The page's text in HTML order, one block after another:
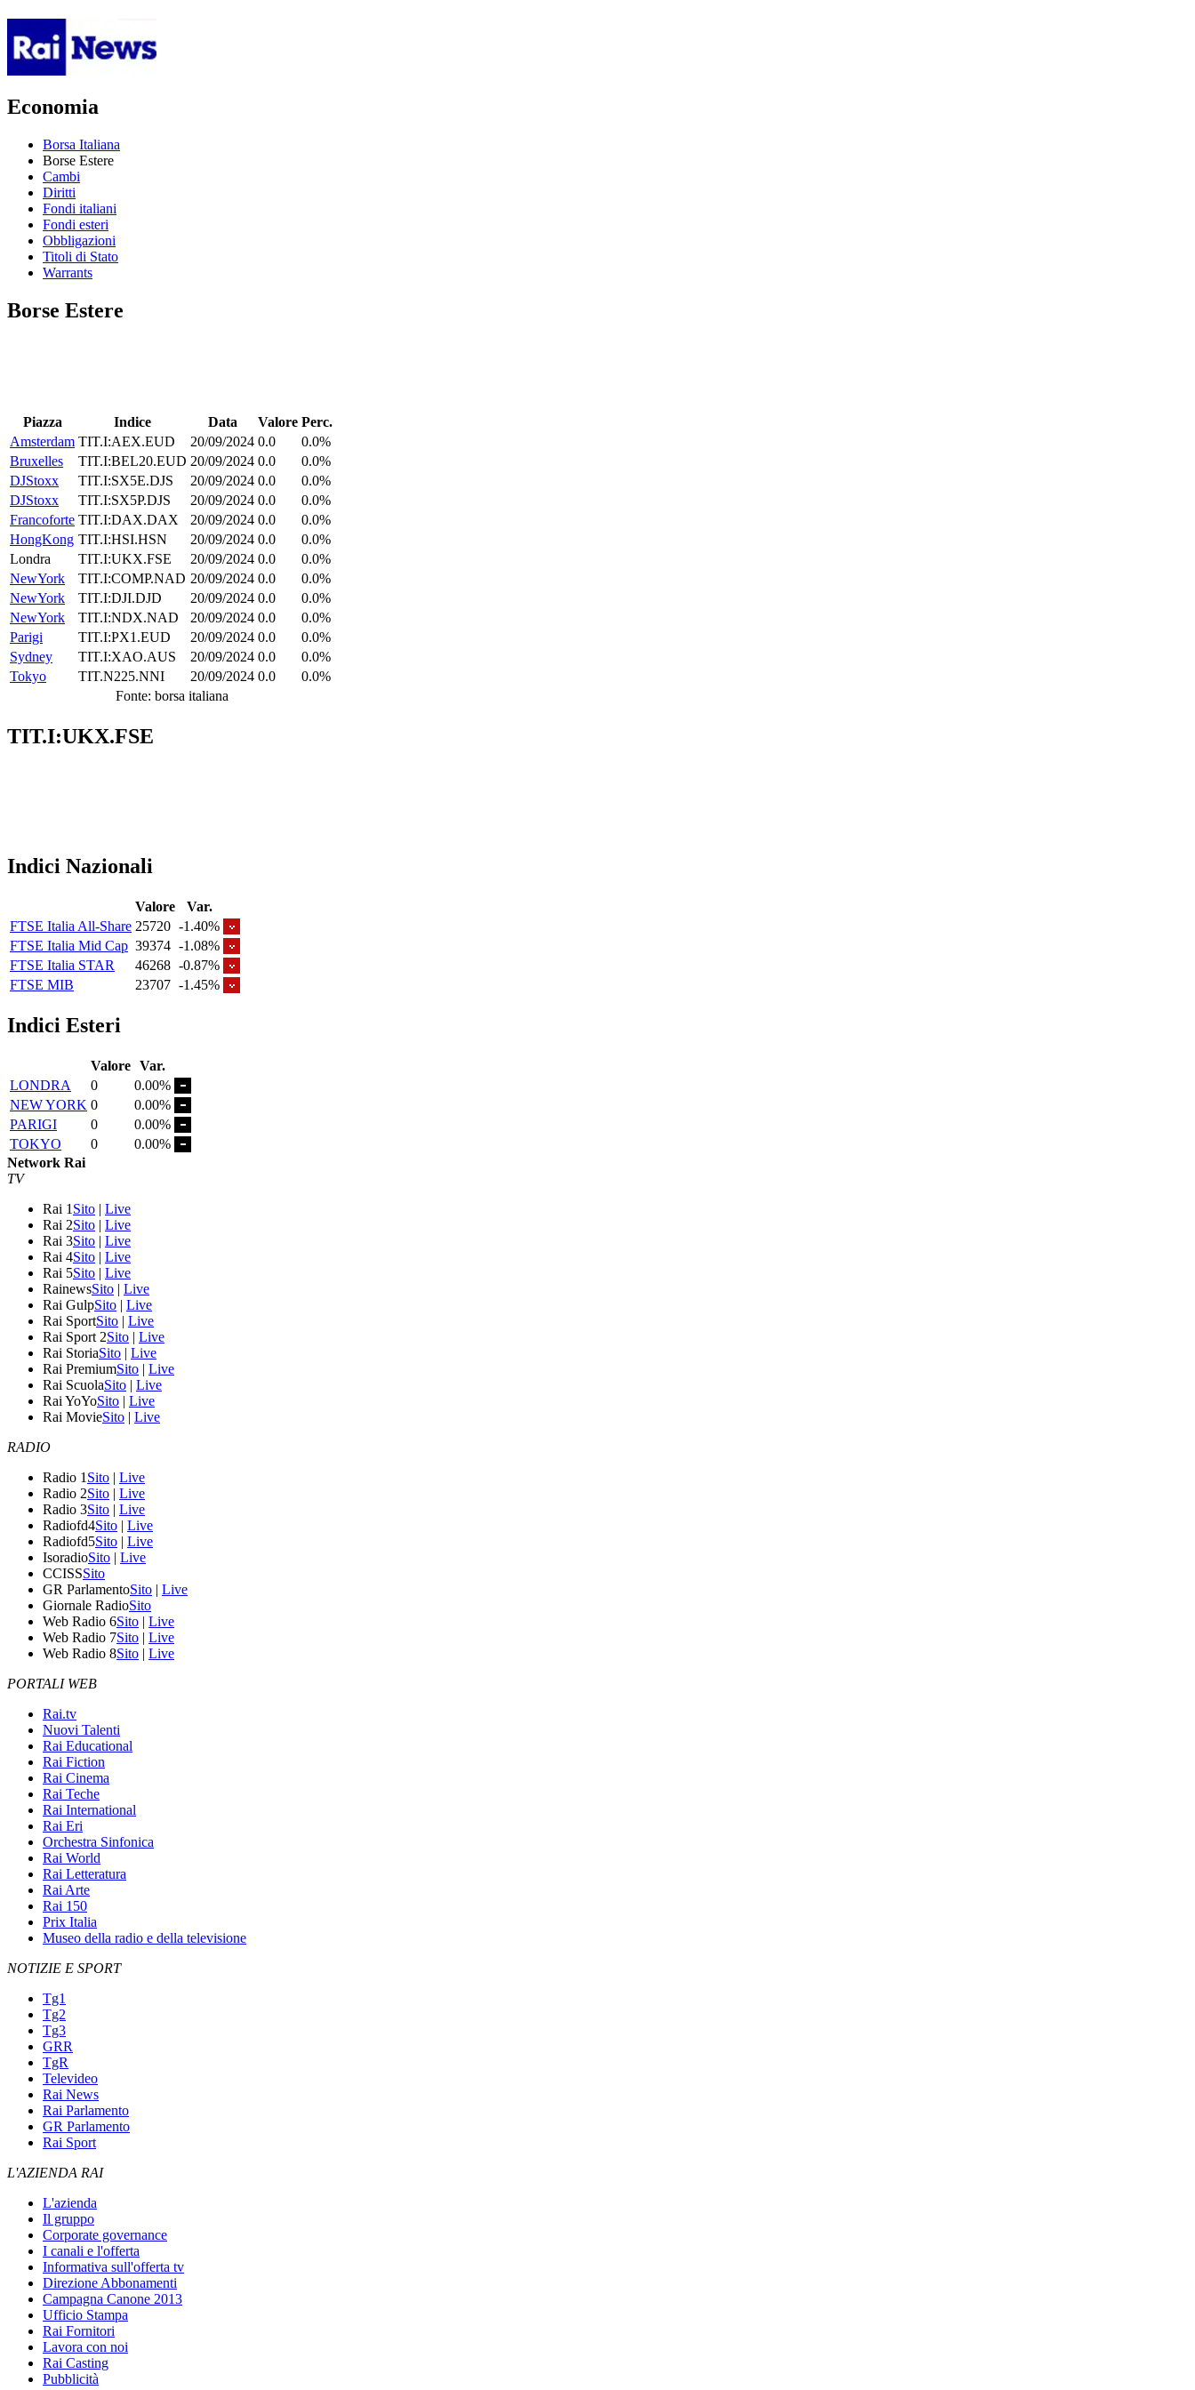
Economia
Borsa Italiana
Borse Estere
Cambi
Diritti
Fondi italiani
Fondi esteri
Obbligazioni
Titoli di Stato
Warrants
Borse Estere
Piazza Indice Data Valore Perc.
Amsterdam TIT.I:AEX.EUD 20/09/2024 0.0
0.0%
Bruxelles
TIT.I:BEL20.EUD 20/09/2024 0.0
0.0%
DJStoxx
TIT.I:SX5E.DJS 20/09/2024 0.0
0.0%
DJStoxx
TIT.I:SX5P.DJS 20/09/2024 0.0
0.0%
Francoforte TIT.I:DAX.DAX 20/09/2024 0.0
0.0%
HongKong TIT.I:HSI.HSN 20/09/2024 0.0
0.0%
Londra
TIT.I:UKX.FSE 20/09/2024 0.0
0.0%
NewYork
TIT.I:COMP.NAD 20/09/2024 0.0
0.0%
NewYork
TIT.I:DJI.DJD 20/09/2024 0.0
0.0%
NewYork
TIT.I:NDX.NAD 20/09/2024 0.0
0.0%
Parigi
TIT.I:PX1.EUD 20/09/2024 0.0
0.0%
Sydney
TIT.I:XAO.AUS 20/09/2024 0.0
0.0%
Tokyo
TIT.N225.NNI 20/09/2024 0.0
0.0%
Fonte: borsa italiana
TIT.I:UKX.FSE
Indici Nazionali
Valore
Var.
FTSE Italia All-Share 25720 -1.40%
FTSE Italia Mid Cap 39374 -1.08%
FTSE Italia STAR
46268 -0.87%
FTSE MIB
23707 -1.45%
Indici Esteri
Valore Var.
LONDRA
0
0.00%
NEW YORK 0
0.00%
PARIGI
0
0.00%
TOKYO
0
0.00%
Network Rai
TV
Rai 1 Sito | Live
Rai 2Sito | Live
Rai 3Sito | Live
Rai 4Sito | Live
Rai 5Sito | Live
RainewsSito | Live
Rai GulpSito | Live
Rai SportSito | Live
Rai Sport 2Sito | Live
Rai StoriaSito | Live
Rai PremiumSito | Live
Rai ScuolaSito | Live
Rai YoYoSito | Live
Rai MovieSito | Live
RADIO
Radio 1 Sito | Live
Radio 2Sito | Live
Radio 3Sito | Live
Radiofd4Sito | Live
Radiofd5Sito | Live
IsoradioSito | Live
CCISSSito
GR ParlamentoSito | Live
Giornale RadioSito
Web Radio 6Sito | Live
Web Radio 7Sito | Live
Web Radio 8Sito | Live
PORTALI WEB
Rai.tv
Nuovi Talenti
Rai Educational
Rai Fiction
Rai Cinema
Rai Teche
Rai International
Rai Eri
Orchestra Sinfonica
Rai World
Rai Letteratura
Rai Arte
Rai 150
Prix Italia
Museo della radio e della televisione
NOTIZIE E SPORT
Tg1
Tg2
Tg3
GRR
TgR
Televideo
Rai News
Rai Parlamento
GR Parlamento
Rai Sport
L'AZIENDA RAI
L'azienda
Il gruppo
Corporate governance
I canali e l'offerta
Informativa sull'offerta tv
Direzione Abbonamenti
Campagna Canone 2013
Ufficio Stampa
Rai Fornitori
Lavora con noi
Rai Casting
Pubblicità